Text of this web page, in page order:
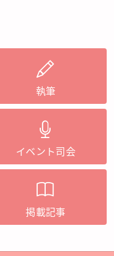
執筆
イベント司会
掲載記事